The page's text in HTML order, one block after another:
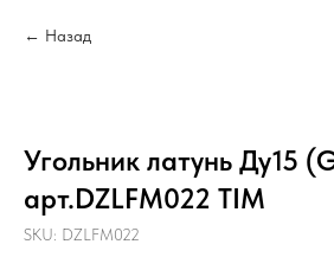
Назад
Угольник латунь Ду15
арт.DZLFM022 TIM
SKU: DZLFM022